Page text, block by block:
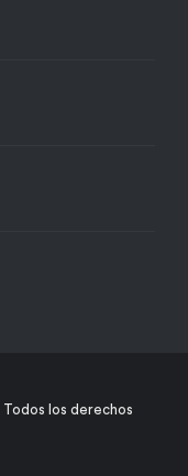
los derechos